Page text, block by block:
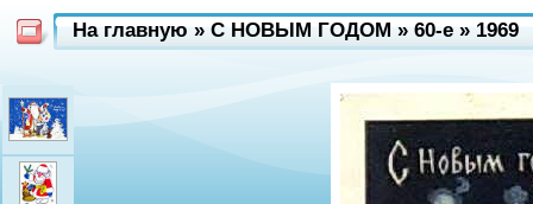
На главную » С НОВЫМ ГОДОМ » 60-e » 1969